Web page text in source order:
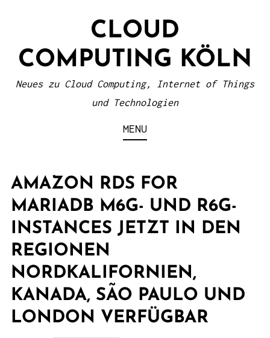
CLOUD
COMPUTING KÖLN
Neues zu Cloud Computing, Internet of Things
und Technologien
MENU
AMAZON RDS FOR
MARIADB M6G- UND R6G-
INSTANCES JETZT IN DEN
REGIONEN
NORDKALIFORNIEN,
KANADA, SÃO PAULO UND
LONDON VERFÜGBAR